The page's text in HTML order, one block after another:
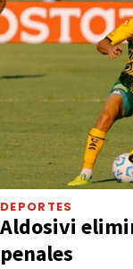
DEPORTES
Aldosivi
penales